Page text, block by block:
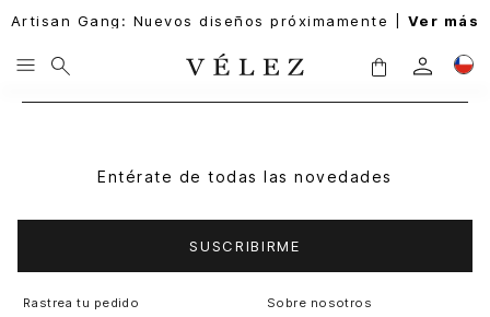
Artisan Gang: Nuevos diseños próximamente | Ver más
Entérate de todas las novedades
SUSCRIBIRME
Rastrea tu pedido
Sobre nosotros